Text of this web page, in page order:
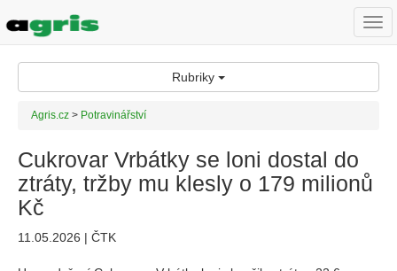
Rubriky
Agris.cz > Potravinářství
Cukrovar Vrbátky se loni dostal do
ztráty, tržby mu klesly o 179 milionů
Kč
11.05.2026 | ČTK